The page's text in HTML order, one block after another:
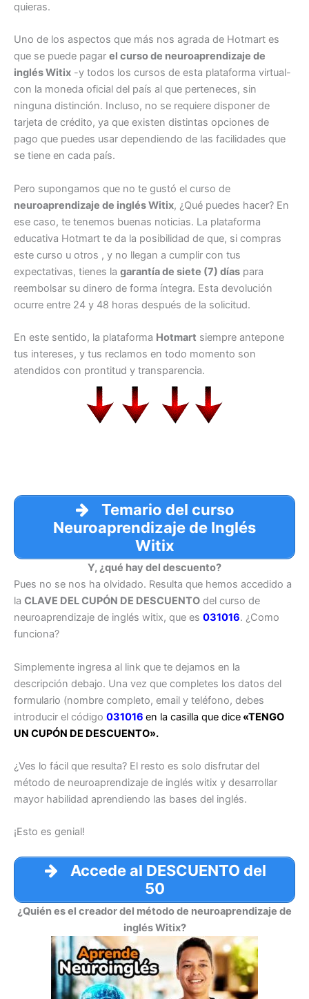
quieras.
Uno de los aspectos que más nos agrada de Hotmart es
que se puede pagar el curso de neuroaprendizaje de
inglés Witix -y todos los cursos de esta plataforma virtual-
con la moneda oficial del país al que perteneces, sin
ninguna distinción. Incluso, no se requiere disponer de
tarjeta de crédito, ya que existen distintas opciones de
pago que puedes usar dependiendo de las facilidades que
se tiene en cada país.
Pero supongamos que no te gustó el curso de
neuroaprendizaje de inglés Witix, ¿Qué puedes hacer? En
ese caso, te tenemos buenas noticias. La plataforma
educativa Hotmart te da la posibilidad de que, si compras
este curso u otros , y no llegan a cumplir con tus
expectativas, tienes la garantía de siete (7) días para
reembolsar su dinero de forma íntegra. Esta devolución
ocurre entre 24 y 48 horas después de la solicitud.
En este sentido, la plataforma Hotmart siempre antepone
tus intereses, y tus reclamos en todo momento son
atendidos con prontitud y transparencia.
Temario del curso
Neuroaprendizaje de Inglés
Witix
Y, ¿qué hay del descuento?
Pues no se nos ha olvidado. Resulta que hemos accedido a
la CLAVE DEL CUPÓN DE DESCUENTO del curso de
neuroaprendizaje de inglés witix, que es 031016. ¿Como
funciona?
Simplemente ingresa al link que te dejamos en la
descripción debajo. Una vez que completes los datos del
formulario (nombre completo, email y teléfono, debes
introducir el código 031016 en la casilla que dice «TENGO
UN CUPÓN DE DESCUENTO».
¿Ves lo fácil que resulta? El resto es solo disfrutar del
método de neuroaprendizaje de inglés witix y desarrollar
mayor habilidad aprendiendo las bases del inglés.
¡Esto es genial!
Accede al DESCUENTO del
50
¿Quién es el creador del método de neuroaprendizaje de
inglés Witix?